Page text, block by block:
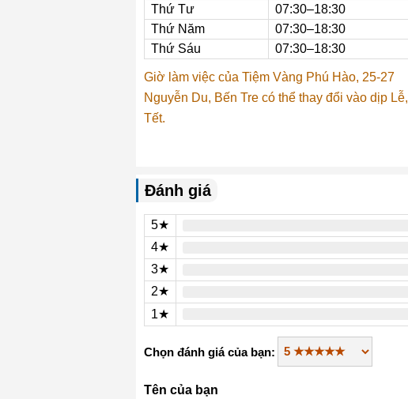
Thứ Tư
07:30–18:30
Thứ Năm
07:30–18:30
Thứ Sáu
07:30–18:30
Giờ làm việc của Tiệm Vàng Phú Hào, 25-27
Nguyễn Du, Bến Tre có thể thay đổi vào dịp Lễ,
Tết.
Đánh giá
5★
4★
3★
2★
1★
Chọn đánh giá của bạn:
Tên của bạn